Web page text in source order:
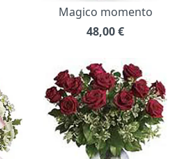
Magico momento
48,00€